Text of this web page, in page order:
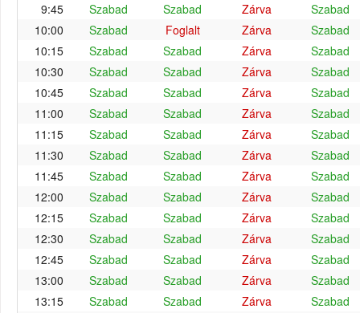
9:45
Szabad Szabad Zárva
Szabad
10:00
Szabad Foglalt Zárva
Szabad
10:15
Szabad Szabad Zárva
Szabad
10:30
Szabad Szabad Zárva
Szabad
10:45
Szabad Szabad Zárva
Szabad
11:00
Szabad Szabad Zárva
Szabad
11:15
Szabad Szabad Zárva
Szabad
11:30
Szabad Szabad Zárva
Szabad
11:45
Szabad Szabad Zárva
Szabad
12:00
Szabad Szabad Zárva
Szabad
12:15
Szabad Szabad Zárva
Szabad
12:30
Szabad Szabad Zárva
Szabad
12:45
Szabad Szabad Zárva
Szabad
13:00
Szabad Szabad Zárva
Szabad
13:15
Szabad Szabad Zárva
Szabad